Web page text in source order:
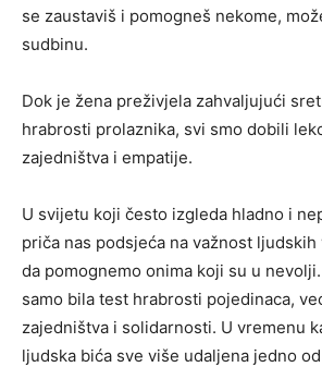
se zaustaviš i pomogneš nekome,
sudbinu.
Dok je žena preživjela zahvaljujući
hrabrosti prolaznika, svi smo dobili
zajedništva i empatije.
U svijetu koji često izgleda hladno i
priča nas podsjeća na važnost
da pomognemo onima koji su u
samo bila test hrabrosti pojedinaca,
zajedništva i solidarnosti. U vremenu
ljudska bića sve više udaljena jedno